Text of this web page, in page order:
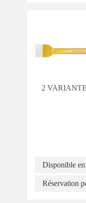
2
Disponible
Réservation